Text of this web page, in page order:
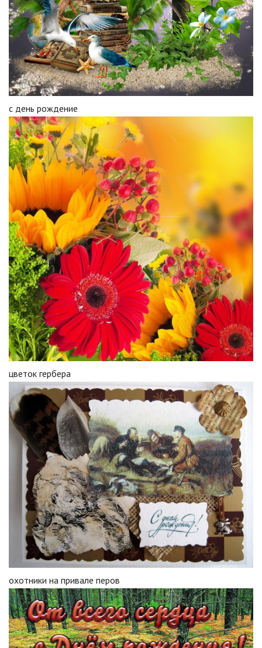
с день рождение
цветок гербера
охотники на привале перов